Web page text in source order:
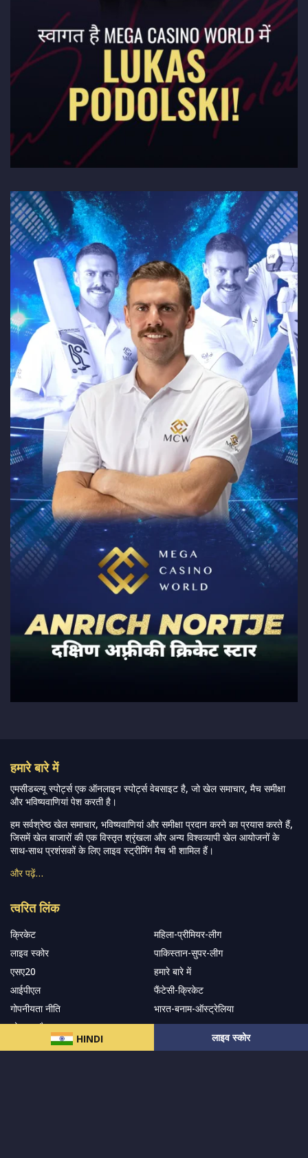
HINDI लाइव स्कोर
हमारे बारे में
एमसीडब्ल्यू स्पोर्ट्स एक ऑनलाइन स्पोर्ट्स वेबसाइट है, जो खेल समाचार, मैच समीक्षा
और भविष्यवाणियां पेश करती है।
हम सर्वश्रेष्ठ खेल समाचार, भविष्यवाणियां और समीक्षा प्रदान करने का प्रयास करते हैं,
जिसमें खेल बाजारों की एक विस्तृत श्रृंखला और अन्य विश्वव्यापी खेल आयोजनों के
साथ-साथ प्रशंसकों के लिए लाइव स्ट्रीमिंग मैच भी शामिल हैं।
त्वरित लिंक
एसए20
आईपीएल
फैंटेसी-क्रिकेट
गोपनीयता नीति
सोशल-ट्रैकर
सहारा
हमारे समाचार पत्र के सदस्य बनें
हमारा अनुसरण करें और नवीनतम अपडेट प्राप्त करेंs
© 2024 सर्वाधिकारMCW स्पोर्ट्स इंडियाद्वारा सुरक्षित